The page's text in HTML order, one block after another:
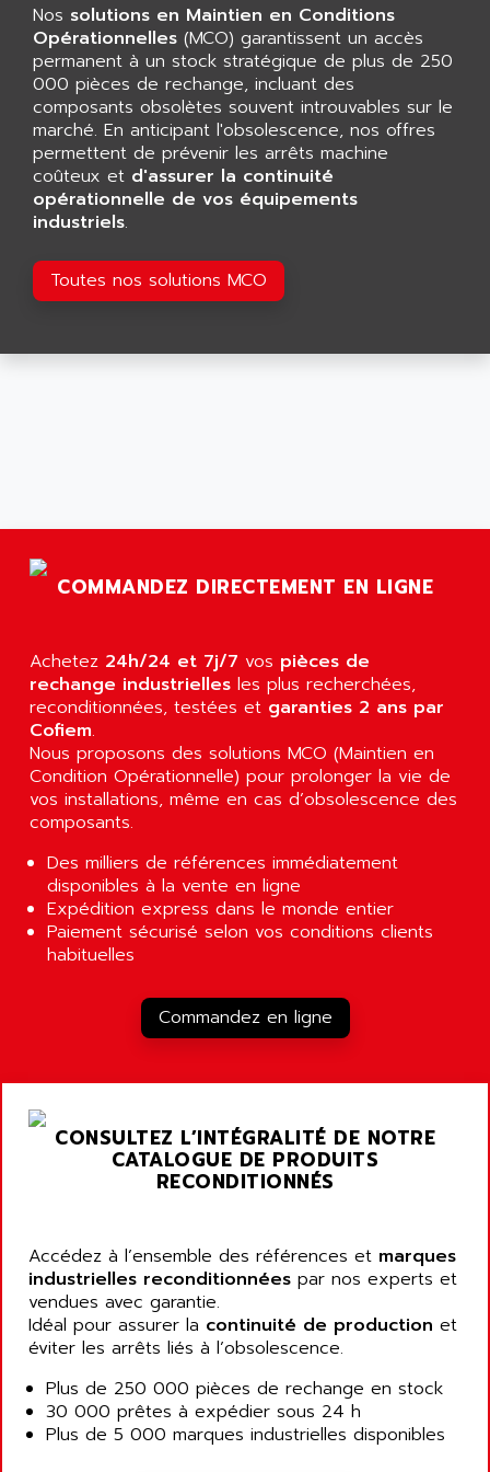
SMART TOUCH
GP 70 SERIE
PROVIT 5000
S4-S4C
SIAX
FESTO ELECTRONIC
PCS095
TOUCHVIEW
REDIPANEL
MULTI-SERVO
COMPACTLOGIX
PANELVIEW 1000
NT620C
SIMATIC S5-101
SIMATIC TOUCH PANEL
S900 II
S900
PHASEO
SIMATIC-S5
SIMATIC FIELD PG
LOGO!
TSX 21
TEXT DISPLAY
SIMATIC S5 115U
SMTBD1
SMT
SMTB
SMT-BSI
CE65
ROD 426
AFAG
AFDI
AFP PRODEL
AG ASSOCIATES
AGASTAT
AGDE
AGE POWERBLOCK
AGI
AGIE
AGTATEC AG
AHEAD SYSTEMS
AIP SYSTEMES
AIR
AIR ET PULVERISATION
AIR LIQUIDE
AIR SYSTEMS
AIR WORTHINGTON CREYSSENSAC
AIRCOM
AIRELEC
AIRMASTER R1
AIRMAT
AIRPES
AIXIA SYSTEMES
AJC BATTERY
AJHUA TECHNOLOGY
AK ELECTRONIQUE
AKA
AKER
AKIM AG
AKKU
AKO
ALACATEL
Nos solutions en Maintien en Conditions
Opérationnelles (MCO) garantissent un accès
permanent à un stock stratégique de plus de 250
000 pièces de rechange, incluant des
composants obsolètes souvent introuvables sur le
marché. En anticipant l'obsolescence, nos offres
permettent de prévenir les arrêts machine
coûteux et d'assurer la continuité
opérationnelle de vos équipements
industriels.
Toutes nos solutions MCO
COMMANDEZ DIRECTEMENT EN LIGNE
Achetez 24h/24 et 7j/7 vos pièces de
rechange industrielles les plus recherchées,
reconditionnées, testées et garanties 2 ans par
Cofiem.
Nous proposons des solutions MCO (Maintien en
Condition Opérationnelle) pour prolonger la vie de
vos installations, même en cas d’obsolescence des
composants.
Des milliers de références immédiatement
disponibles à la vente en ligne
Expédition express dans le monde entier
Paiement sécurisé selon vos conditions clients
habituelles
Commandez en ligne
CONSULTEZ L’INTÉGRALITÉ DE NOTRE
CATALOGUE DE PRODUITS
RECONDITIONNÉS
Accédez à l’ensemble des références et marques
industrielles reconditionnées par nos experts et
vendues avec garantie.
Idéal pour assurer la continuité de production et
éviter les arrêts liés à l’obsolescence.
Plus de 250 000 pièces de rechange en stock
30 000 prêtes à expédier sous 24 h
Plus de 5 000 marques industrielles disponibles